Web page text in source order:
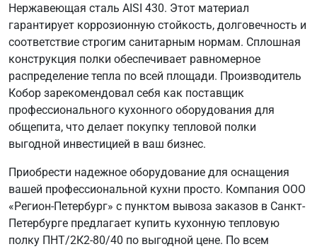
Нержавеющая сталь AISI 430. Этот материал
гарантирует коррозионную стойкость, долговечность и
соответствие строгим санитарным нормам. Сплошная
конструкция полки обеспечивает равномерное
распределение тепла по всей площади. Производитель
Кобор зарекомендовал себя как поставщик
профессионального кухонного оборудования для
общепита, что делает покупку тепловой полки
выгодной инвестицией в ваш бизнес.
Приобрести надежное оборудование для оснащения
вашей профессиональной кухни просто. Компания ООО
«Регион-Петербург» с пунктом вывоза заказов в Санкт-
Петербурге предлагает купить кухонную тепловую
полку ПНТ/2К2-80/40 по выгодной цене. По всем